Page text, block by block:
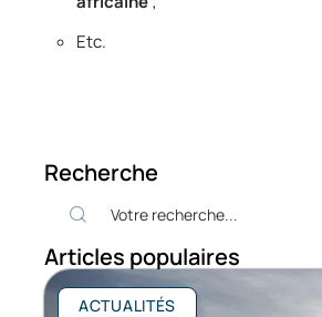
Etc.
Recherche
Articles populaires
ACTUALITÉS